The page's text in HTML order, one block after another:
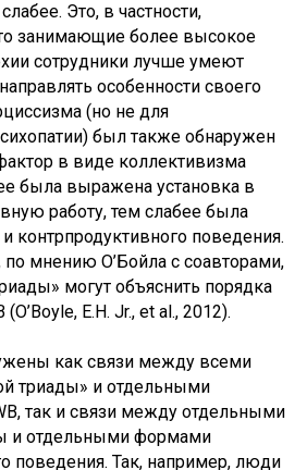
Это, в частности,
занимающие более высокое
сотрудники лучше умеют
особенности своего
(но не для
был также обнаружен
в виде коллективизма
была выражена установка в
работу, тем слабее была
контрпродуктивного поведения.
по мнению О’Бойла с соавторами,
могут объяснить порядка
E.H. Jr., et al., 2012).
как связи между всеми
триады» и отдельными
так и связи между отдельными
и отдельными формами
поведения. Так, например, люди